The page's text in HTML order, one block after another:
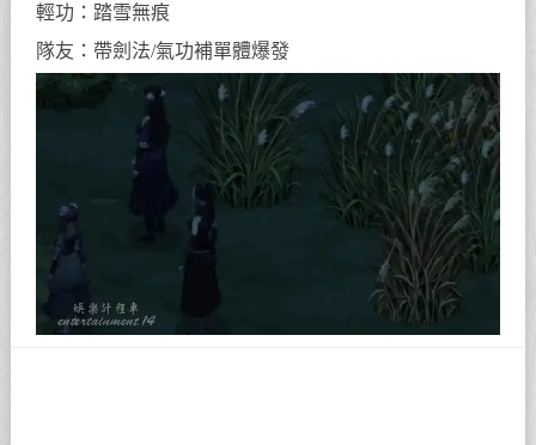
輕功：踏雪無痕
隊友：帶劍法/氣功補單體爆發